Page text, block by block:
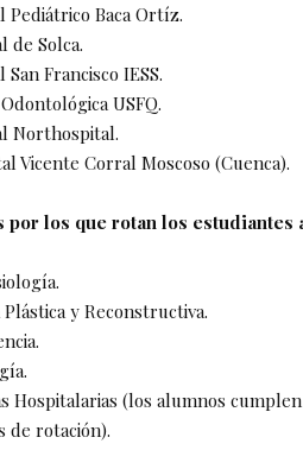
Pediátrico Baca Ortíz.
de Solca.
San Francisco IESS.
USFQ.
Northospital.
Vicente Corral Moscoso (Cuenca).
por los que rotan los
y Reconstructiva.
Hospitalarias (los alumnos
de rotación).